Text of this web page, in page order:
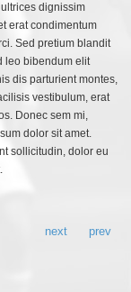
dignissim
erat condimentum
Sed pretium blandit
leo bibendum elit
dis parturient montes,
vestibulum, erat
Donec sem mi,
dolor sit amet.
sollicitudin, dolor eu
prev
next